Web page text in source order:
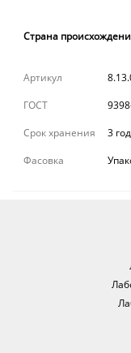
Страна
Артикул
ГОСТ
Срок хранения
3
Фасовка